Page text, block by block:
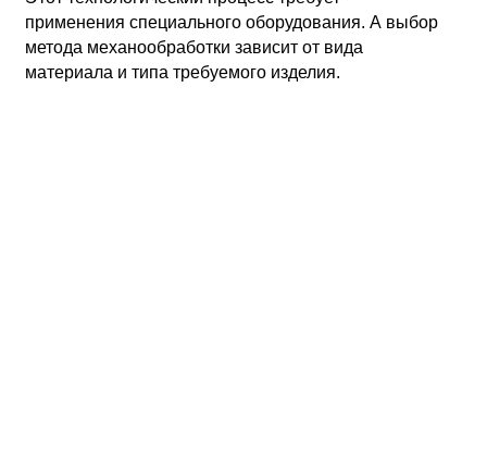
применения специального оборудования. А выбор
метода механообработки зависит от вида
материала и типа требуемого изделия.